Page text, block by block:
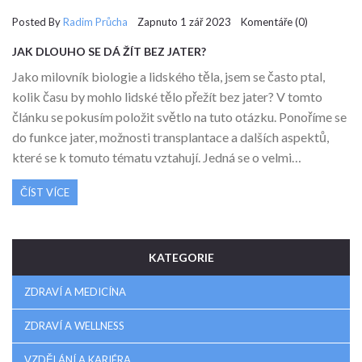
Posted ByRadim Průcha Zapnuto 1 zář 2023 Komentáře (0)
JAK DLOUHO SE DÁ ŽÍT BEZ JATER?
Jako milovník biologie a lidského těla, jsem se často ptal,
kolik času by mohlo lidské tělo přežít bez jater? V tomto
článku se pokusím položit světlo na tuto otázku. Ponoříme se
do funkce jater, možnosti transplantace a dalších aspektů,
které se k tomuto tématu vztahují. Jedná se o velmi
komplexní problematiku, ale snažím se o co nejvíce
srozumitelný a stravitelný přístup pro všechny, kdo mají
fascinující cestě poznání.
ČÍST VÍCE
KATEGORIE
ZDRAVÍ A MEDICÍNA
ZDRAVÍ A WELLNESS